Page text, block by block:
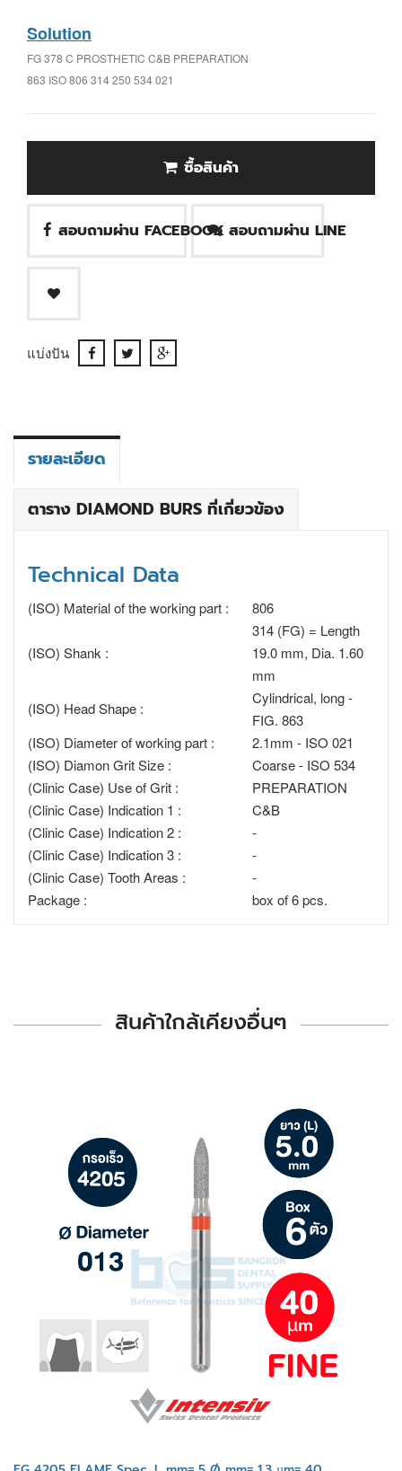
Solution
FG 378 C PROSTHETIC C&B PREPARATION
863 ISO 806 314 250 534 021
ซื้อสินค้า
สอบถามผ่าน FACEBOOK สอบถามผ่าน LINE
แบ่งปัน
รายละเอียด
ตาราง DIAMOND BURS ที่เกี่ยวข้อง
Technical Data
(ISO) Material of the working part : 806
(ISO) Shank :
314 (FG) = Length
19.0 mm, Dia. 1.60
mm
(ISO) Head Shape :
Cylindrical, long -
FIG. 863
(ISO) Diameter of working part :
2.1mm - ISO 021
(ISO) Diamon Grit Size :
Coarse - ISO 534
(Clinic Case) Use of Grit :
PREPARATION
(Clinic Case) Indication 1 :
C&B
(Clinic Case) Indication 2 :
-
(Clinic Case) Indication 3 :
-
(Clinic Case) Tooth Areas :
-
Package :
box of 6 pcs.
สินค้าใกล้เคียงอื่นๆ